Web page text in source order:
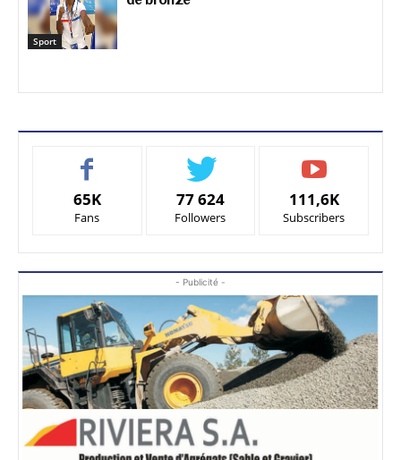
Sport
65K
Fans
77 624
Followers
111,6K
Subscribers
- Publicité -